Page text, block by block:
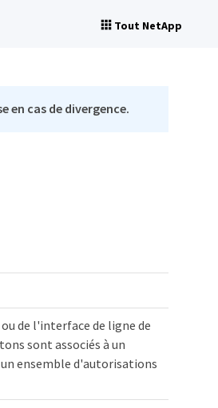
Tout NetApp
cas de divergence.
de l'interface de ligne de
sont associés à un
ensemble d'autorisations